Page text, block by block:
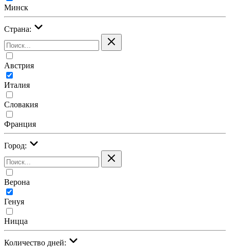
Минск
Страна:
Австрия
Италия
Словакия
Франция
Город:
Верона
Генуя
Ницца
Количество дней: